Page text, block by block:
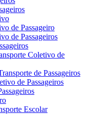
de Passageiro
de Passageiros
Coletivo de
de Passageiros
de Passageiros
Escolar